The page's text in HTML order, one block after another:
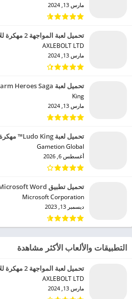
مارس 13, 2024
تحميل لعبة المواجهة 2 مهكرة للاندرويد 2024
AXLEBOLT LTD‏
مارس 13, 2024
تحميل لعبة Farm Heroes Saga مهكرة للاندرويد 2024
King‏
مارس 13, 2024
تحميل لعبة Ludo King™ مهكرة للاندرويد 2024
Gametion Global‏
أغسطس 6, 2026
تحميل تطبيق Microsoft Word مهكر للاندرويد 2024
Microsoft Corporation‏
ديسمبر 13, 2023
التطبيقات والألعاب الأكثر مشاهدة
تحميل لعبة المواجهة 2 مهكرة للاندرويد 2024
AXLEBOLT LTD‏
مارس 13, 2024